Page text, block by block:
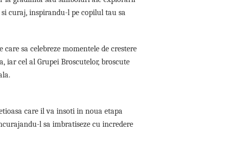
curaj, inspirandu-l pe copilul tau sa
sa celebreze momentele de crestere
cel al Grupei Broscutelor, broscute
care il va insoti in noua etapa
l sa imbratiseze cu incredere